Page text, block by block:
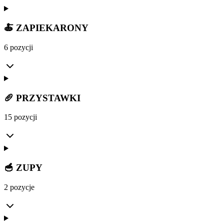
🍝 ZAPIEKARONY
6 pozycji
🥖 PRZYSTAWKI
15 pozycji
🥣 ZUPY
2 pozycje